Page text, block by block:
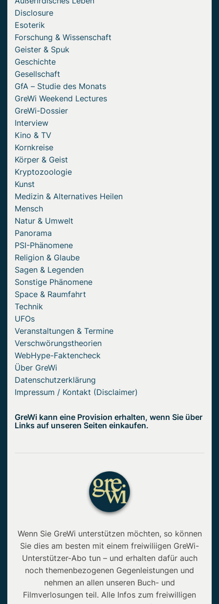
Disclosure
Esoterik
Forschung & Wissenschaft
Geister & Spuk
Geschichte
Gesellschaft
GfA – Studie des Monats
GreWi Weekend Lectures
GreWi-Dossier
Interview
Kino & TV
Kornkreise
Körper & Geist
Kryptozoologie
Kunst
Medizin & Alternatives Heilen
Mensch
Natur & Umwelt
Panorama
PSI-Phänomene
Religion & Glaube
Sagen & Legenden
Sonstige Phänomene
Space & Raumfahrt
Technik
UFOs
Veranstaltungen & Termine
Verschwörungstheorien
WebHype-Faktencheck
Über GreWi
Datenschutzerklärung
Impressum / Kontakt (Disclaimer)
GreWi kann eine Provision erhalten, wenn Sie über
Links auf unseren Seiten einkaufen.
Wenn Sie GreWi unterstützen möchten, so können
Sie dies am besten mit einem freiwiliigen GreWi-
Unterstützer-Abo tun – und erhalten dafür auch
noch themenbezogenen Gegenleistungen und
nehmen an allen unseren Buch- und
Filmverlosungen teil. Alle Infos zum freiwilligen